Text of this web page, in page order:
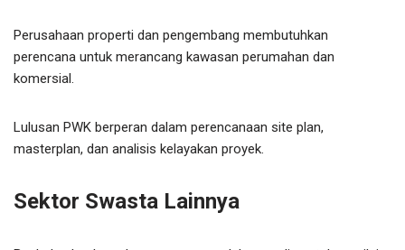
Perusahaan properti dan pengembang membutuhkan
perencana untuk merancang kawasan perumahan dan
komersial.
Lulusan PWK berperan dalam perencanaan site plan,
masterplan, dan analisis kelayakan proyek.
Sektor Swasta Lainnya